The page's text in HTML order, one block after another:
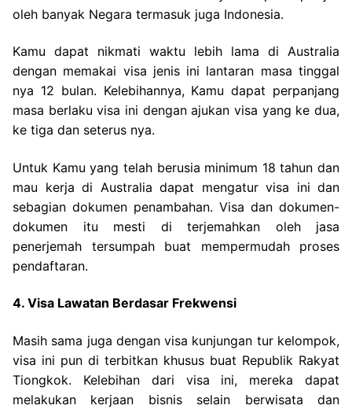
oleh banyak Negara termasuk juga Indonesia.
Kamu dapat nikmati waktu lebih lama di Australia
dengan memakai visa jenis ini lantaran masa tinggal
nya 12 bulan. Kelebihannya, Kamu dapat perpanjang
masa berlaku visa ini dengan ajukan visa yang ke dua,
ke tiga dan seterus nya.
Untuk Kamu yang telah berusia minimum 18 tahun dan
mau kerja di Australia dapat mengatur visa ini dan
sebagian dokumen penambahan. Visa dan dokumen-
dokumen itu mesti di terjemahkan oleh jasa
penerjemah tersumpah buat mempermudah proses
pendaftaran.
4. Visa Lawatan Berdasar Frekwensi
Masih sama juga dengan visa kunjungan tur kelompok,
visa ini pun di terbitkan khusus buat Republik Rakyat
Tiongkok. Kelebihan dari visa ini, mereka dapat
melakukan kerjaan bisnis selain berwisata dan